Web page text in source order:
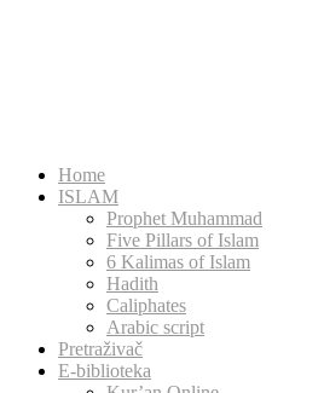
Home
ISLAM
Prophet Muhammad
Five Pillars of Islam
6 Kalimas of Islam
Hadith
Caliphates
Arabic script
Pretraživač
E-biblioteka